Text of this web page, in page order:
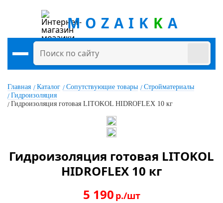
MOZAIK K A
Главная Каталог Сопутствующие товары
Стройматериалы
Гидроизоляция
Гидроизоляция готовая LITOKOL HIDROFLEX 10 кг
Гидроизоляция готовая LITOKOL
HIDROFLEX 10 кг
5 190 р./шт